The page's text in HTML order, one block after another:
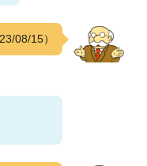
08/15）